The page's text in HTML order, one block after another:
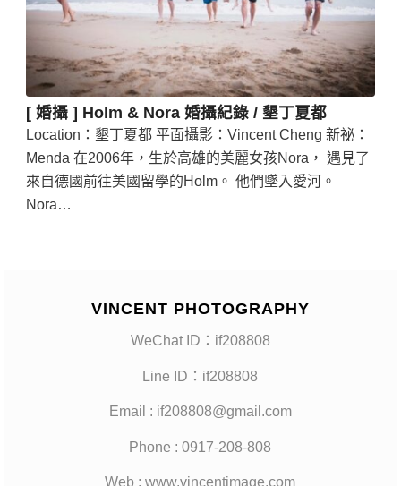
[ 婚攝 ] Holm & Nora 婚攝紀錄 / 墾丁夏都
Location：墾丁夏都 平面攝影：Vincent Cheng 新祕：
Menda 在2006年，生於高雄的美麗女孩Nora， 遇見了
來自德國前往美國留學的Holm。 他們墜入愛河。
Nora…
VINCENT PHOTOGRAPHY
WeChat ID：if208808
Line ID：if208808
Email : if208808@gmail.com
Phone : 0917-208-808
Web : www.vincentimage.com